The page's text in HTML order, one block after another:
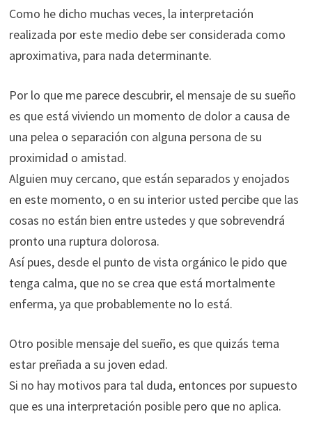
Como he dicho muchas veces, la interpretación
realizada por este medio debe ser considerada como
aproximativa, para nada determinante.
Por lo que me parece descubrir, el mensaje de su sueño
es que está viviendo un momento de dolor a causa de
una pelea o separación con alguna persona de su
proximidad o amistad.
Alguien muy cercano, que están separados y enojados
en este momento, o en su interior usted percibe que las
cosas no están bien entre ustedes y que sobrevendrá
pronto una ruptura dolorosa.
Así pues, desde el punto de vista orgánico le pido que
tenga calma, que no se crea que está mortalmente
enferma, ya que probablemente no lo está.
Otro posible mensaje del sueño, es que quizás tema
estar preñada a su joven edad.
Si no hay motivos para tal duda, entonces por supuesto
que es una interpretación posible pero que no aplica.